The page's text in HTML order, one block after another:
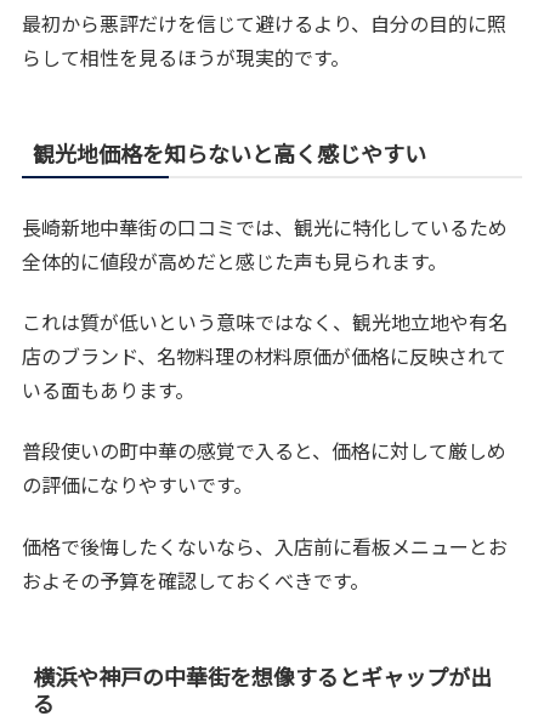
最初から悪評だけを信じて避けるより、自分の目的に照
らして相性を見るほうが現実的です。
観光地価格を知らないと高く感じやすい
長崎新地中華街の口コミでは、観光に特化しているため
全体的に値段が高めだと感じた声も見られます。
これは質が低いという意味ではなく、観光地立地や有名
店のブランド、名物料理の材料原価が価格に反映されて
いる面もあります。
普段使いの町中華の感覚で入ると、価格に対して厳しめ
の評価になりやすいです。
価格で後悔したくないなら、入店前に看板メニューとお
およその予算を確認しておくべきです。
横浜や神戸の中華街を想像するとギャップが出
る